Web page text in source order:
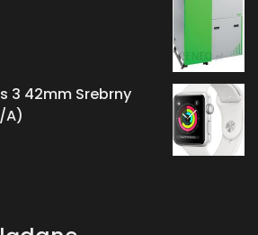
3 42mm Srebrny
A)